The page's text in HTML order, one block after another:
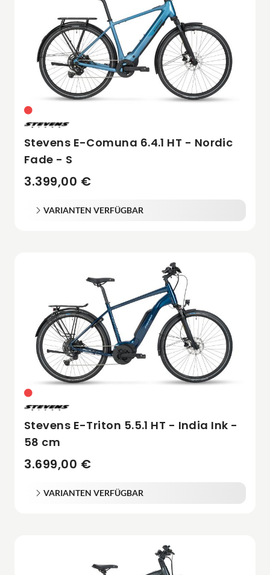
Stevens E-Comuna 6.4.1 HT - Nordic
Fade - S
3.399,00 €
VARIANTEN VERFÜGBAR
Stevens E-Triton 5.5.1 HT - India Ink -
58 cm
3.699,00 €
VARIANTEN VERFÜGBAR